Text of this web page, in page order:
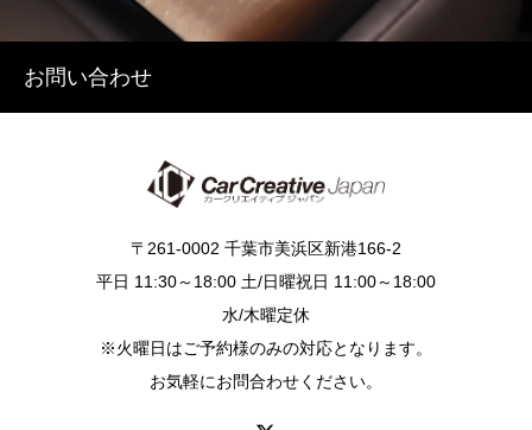
お問い合わせ
〒261-0002 千葉市美浜区新港166-2
平日 11:30～18:00 土/日曜祝日 11:00～18:00
水/木曜定休
※火曜日はご予約様のみの対応となります。
お気軽にお問合わせください。